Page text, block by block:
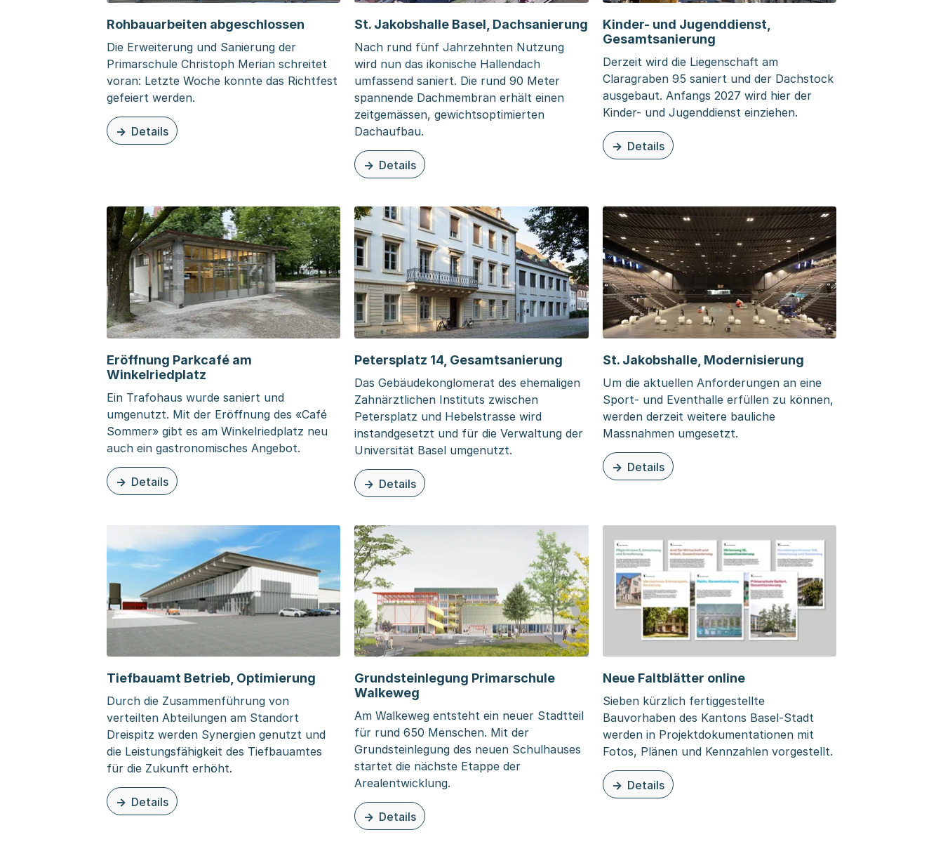
Rohbauarbeiten abgeschlossen
Die Erweiterung und Sanierung der
Primarschule Christoph Merian schreitet
voran: Letzte Woche konnte das Richtfest
gefeiert werden.
Details
zu dieser Seite: Rohbauarbeiten abgeschlossen
St. Jakobshalle Basel, Dachsanierung
Nach rund fünf Jahrzehnten Nutzung
wird nun das ikonische Hallendach
umfassend saniert. Die rund 90 Meter
spannende Dachmembran erhält einen
zeitgemässen, gewichtsoptimierten
Dachaufbau.
Details
zu dieser Seite: St. Jakobshalle Basel, Dachsanierung
Kinder- und Jugenddienst,
Gesamtsanierung
Derzeit wird die Liegenschaft am
Claragraben 95 saniert und der Dachstock
ausgebaut. Anfangs 2027 wird hier der
Kinder- und Jugenddienst einziehen.
Details
zu dieser Seite: Kinder- und Jugenddienst, Gesamtsanierung
Eröffnung Parkcafé am
Winkelriedplatz
Ein Trafohaus wurde saniert und
umgenutzt. Mit der Eröffnung des «Café
Sommer» gibt es am Winkelriedplatz neu
auch ein gastronomisches Angebot.
Details
zu dieser Seite: Eröffnung Parkcafé am Winkelriedplatz
Petersplatz 14, Gesamtsanierung
Das Gebäudekonglomerat des ehemaligen
Zahnärztlichen Instituts zwischen
Petersplatz und Hebelstrasse wird
instandgesetzt und für die Verwaltung der
Universität Basel umgenutzt.
Details
zu dieser Seite: Petersplatz 14, Gesamtsanierung
St. Jakobshalle, Modernisierung
Um die aktuellen Anforderungen an eine
Sport- und Eventhalle erfüllen zu können,
werden derzeit weitere bauliche
Massnahmen umgesetzt.
Details
zu dieser Seite: St. Jakobshalle, Modernisierung
Tiefbauamt Betrieb, Optimierung
Durch die Zusammenführung von
verteilten Abteilungen am Standort
Dreispitz werden Synergien genutzt und
die Leistungsfähigkeit des Tiefbauamtes
für die Zukunft erhöht.
Details
zu dieser Seite: Tiefbauamt Betrieb, Optimierung
Grundsteinlegung Primarschule
Walkeweg
Am Walkeweg entsteht ein neuer Stadtteil
für rund 650 Menschen. Mit der
Grundsteinlegung des neuen Schulhauses
startet die nächste Etappe der
Arealentwicklung.
Details
zu dieser Seite: Grundsteinlegung Primarschule Walkeweg
Neue Faltblätter online
Sieben kürzlich fertiggestellte
Bauvorhaben des Kantons Basel-Stadt
werden in Projektdokumentationen mit
Fotos, Plänen und Kennzahlen vorgestellt.
Details
zu dieser Organisationsseite: Neue Faltblätter online